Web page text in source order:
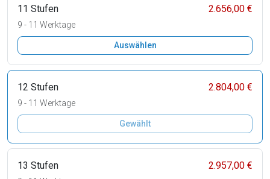
11 Stufen 2.656,00 €
9 - 11 Werktage
Auswählen
12 Stufen 2.804,00 €
9 - 11 Werktage
Gewählt
13 Stufen 2.957,00 €